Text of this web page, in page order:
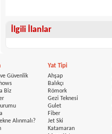
İlgili İlanlar
ve Güvenlik
Biz
Alınmalı?
Yat Tipi
Ahşap
Balıkçı
Römork
Gezi Teknesi
Gulet
Fiber
Jet Ski
Katamaran